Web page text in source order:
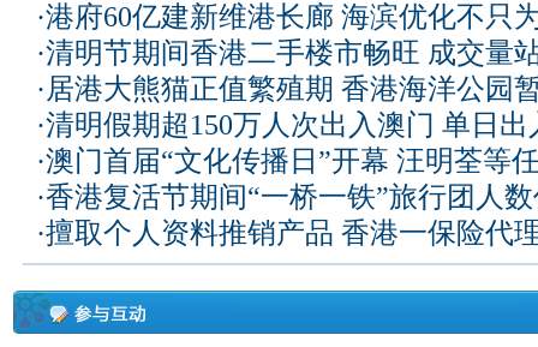
·港府60亿建新维港长廊 海滨优化不只
·清明节期间香港二手楼市畅旺 成交量
·居港大熊猫正值繁殖期 香港海洋公园
·清明假期超150万人次出入澳门 单日
·澳门首届“文化传播日”开幕 汪明荃等
·香港复活节期间“一桥一铁”旅行团人
·擅取个人资料推销产品 香港一保险代